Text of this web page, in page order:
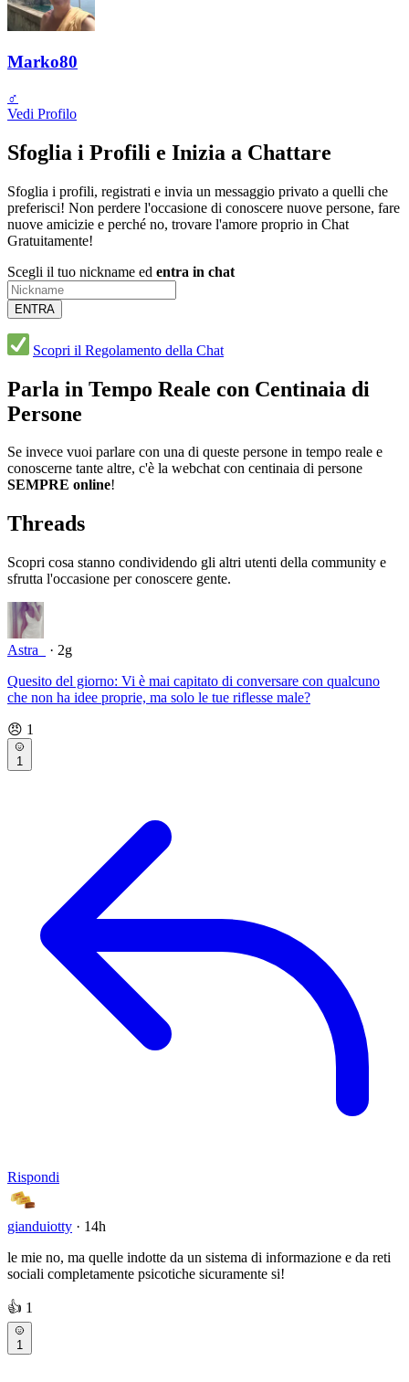
Marko80
♂️
Vedi Profilo
Sfoglia i Profili e Inizia a Chattare
Sfoglia i profili, registrati e invia un messaggio privato a quelli che
preferisci! Non perdere l'occasione di conoscere nuove persone, fare
nuove amicizie e perché no, trovare l'amore proprio in Chat
Gratuitamente!
Scegli il tuo nickname ed entra in chat
ENTRA
Scopri il Regolamento della Chat
Parla in Tempo Reale con Centinaia di
Persone
Se invece vuoi parlare con una di queste persone in tempo reale e
conoscerne tante altre, c'è la webchat con centinaia di persone
SEMPRE online!
Threads
Scopri cosa stanno condividendo gli altri utenti della community e
sfrutta l'occasione per conoscere gente.
Astra_
· 2g
Quesito del giorno: Vi è mai capitato di conversare con qualcuno
che non ha idee proprie, ma solo le tue riflesse male?
😠 1
1
Rispondi
gianduiotty · 14h
le mie no, ma quelle indotte da un sistema di informazione e da reti
sociali completamente psicotiche sicuramente si!
👍 1
1